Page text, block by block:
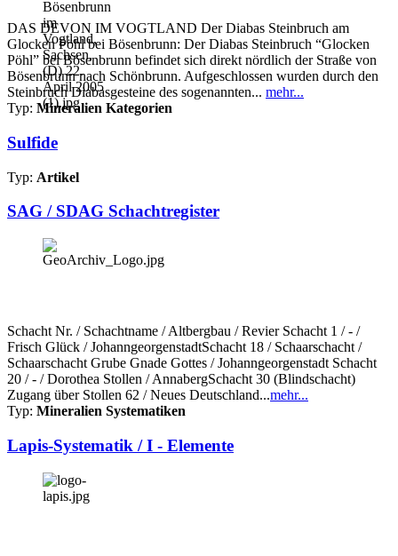
DAS DEVON IM VOGTLAND Der Diabas Steinbruch am
Glocken Pöhl bei Bösenbrunn: Der Diabas Steinbruch “Glocken
Pöhl” bei Bösenbrunn befindet sich direkt nördlich der Straße von
Bösenbrunn nach Schönbrunn. Aufgeschlossen wurden durch den
Steinbruch Diabasgesteine des sogenannten... mehr...
Typ: Mineralien Kategorien
Sulfide
Typ: Artikel
SAG / SDAG Schachtregister
Schacht Nr. / Schachtname / Altbergbau / Revier Schacht 1 / - /
Frisch Glück / JohanngeorgenstadtSchacht 18 / Schaarschacht /
Schaarschacht Grube Gnade Gottes / Johanngeorgenstadt Schacht
20 / - / Dorothea Stollen / AnnabergSchacht 30 (Blindschacht)
Zugang über Stollen 62 / Neues Deutschland...mehr...
Typ: Mineralien Systematiken
Lapis-Systematik / I - Elemente